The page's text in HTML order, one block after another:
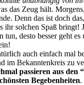
das Zeug hält.
Denn das ist doch
ihr solchen Spaß bringt!
tun, desto besser geht
auch einfach mal
im Bekanntenkreis zu
passieren aus den
Begebenheiten.